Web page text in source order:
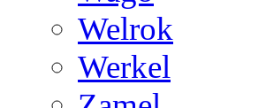
Welrok
Werkel